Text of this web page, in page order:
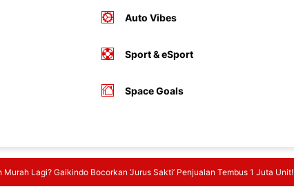
Auto Vibes
Sport & eSport
Space Goals
Lagi? Gaikindo Bocorkan ‘Jurus Sakti’ Penjualan Tembus 1 Juta Unit!